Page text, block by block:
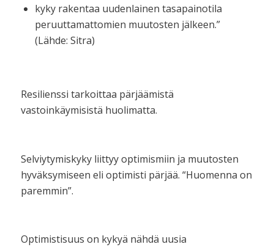
kyky rakentaa uudenlainen tasapainotila
peruuttamattomien muutosten jälkeen.”
(Lähde: Sitra)
Resilienssi tarkoittaa pärjäämistä
vastoinkäymisistä huolimatta.
Selviytymiskyky liittyy optimismiin ja muutosten
hyväksymiseen eli optimisti pärjää. “Huomenna on
paremmin”.
Optimistisuus on kykyä nähdä uusia